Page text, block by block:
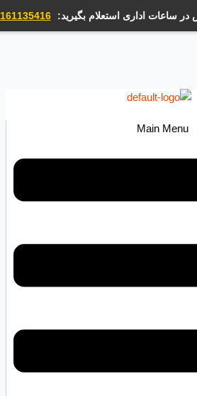
اداری استعلام بگیرید: 09161135416
Main